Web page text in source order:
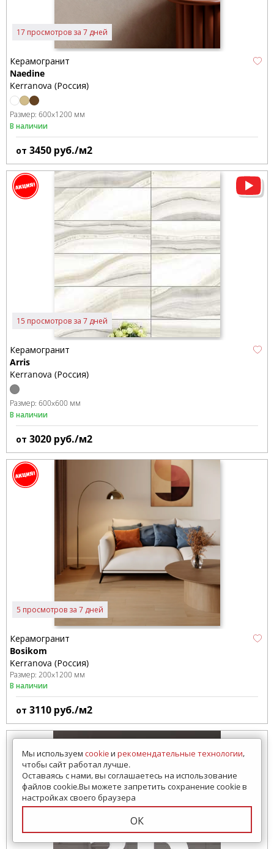
17 просмотров за 7 дней
Керамогранит
Naedine
Kerranova (Россия)
Размер: 600x1200 мм
В наличии
от 3450 руб./м2
15 просмотров за 7 дней
Керамогранит
Arris
Kerranova (Россия)
Размер: 600x600 мм
В наличии
от 3020 руб./м2
5 просмотров за 7 дней
Керамогранит
Bosikom
Kerranova (Россия)
Размер: 200x1200 мм
В наличии
от 3110 руб./м2
Мы используем cookieи рекомендательные технологии,
чтобы сайт работал лучше.
Оставаясь с нами, вы соглашаетесь на использование
файлов cookie.Вы можете запретить сохранение cookie в
настройках своего браузера
ОК